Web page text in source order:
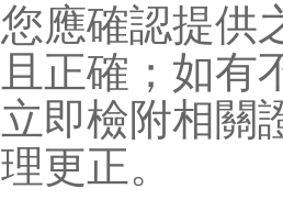
您應確認提供
且正確；如有
立即檢附相關
理更正。